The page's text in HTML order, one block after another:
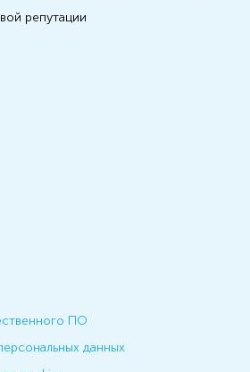
репутации
ПО
данных